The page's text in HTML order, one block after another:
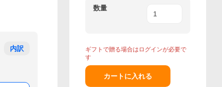
内訳
数量
ギフトで贈る場合はログインが必要で
す
カートに入れる